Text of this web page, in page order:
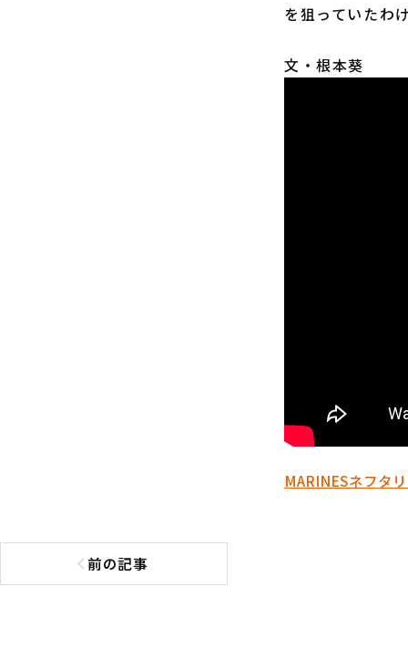
を狙っていたわ
文・根本葵
MARINESネフタ
前の記事
前の記事へ